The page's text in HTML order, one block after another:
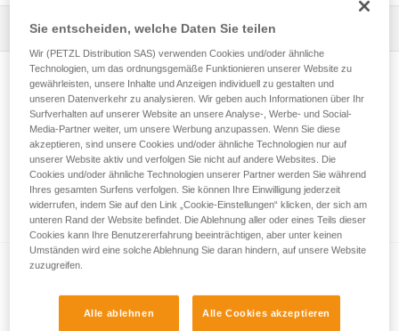
Alle technischen Anwendungen 2
Das Übersetzungsverhältnis eines
Flaschenzugs berechnen
Sie entscheiden, welche Daten Sie teilen
Wir (PETZL Distribution SAS) verwenden Cookies und/oder ähnliche
Technologien, um das ordnungsgemäße Funktionieren unserer Website zu
gewährleisten, unsere Inhalte und Anzeigen individuell zu gestalten und
unseren Datenverkehr zu analysieren. Wir geben auch Informationen über Ihr
Surfverhalten auf unserer Website an unsere Analyse-, Werbe- und Social-
Media-Partner weiter, um unsere Werbung anzupassen. Wenn Sie diese
akzeptieren, sind unsere Cookies und/oder ähnliche Technologien nur auf
unserer Website aktiv und verfolgen Sie nicht auf andere Websites. Die
Cookies und/oder ähnliche Technologien unserer Partner werden Sie während
Ihres gesamten Surfens verfolgen. Sie können Ihre Einwilligung jederzeit
widerrufen, indem Sie auf den Link „Cookie-Einstellungen“ klicken, der sich am
unteren Rand der Website befindet. Die Ablehnung aller oder eines Teils dieser
Cookies kann Ihre Benutzererfahrung beeinträchtigen, aber unter keinen
Umständen wird eine solche Ablehnung Sie daran hindern, auf unsere Website
zuzugreifen.
Alle ablehnen Alle Cookies akzeptieren